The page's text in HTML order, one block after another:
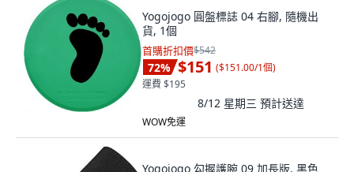
Yogojogo 圓盤標誌 04 右腳, 隨機出
貨, 1個
首購折扣價$542
72% $151 ($151.00/1個)
運費 $195
8/12 星期三 預計送達
WOW免運
Yogojogo 勾握護腕 09 加長版, 黑色